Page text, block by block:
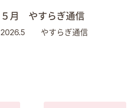
５月 やすらぎ通信
2026.5 やすらぎ通信